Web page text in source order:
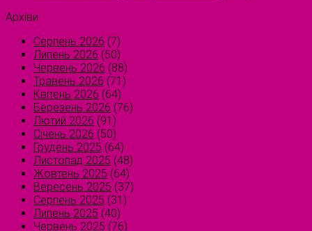
Архіви
Серпень 2026 (7)
Липень 2026 (50)
Червень 2026 (88)
Травень 2026 (71)
Квітень 2026 (64)
Березень 2026 (76)
Лютий 2026 (91)
Січень 2026 (50)
Грудень 2025 (64)
Листопад 2025 (48)
Жовтень 2025 (64)
Вересень 2025 (37)
Серпень 2025 (31)
Липень 2025 (40)
Червень 2025 (76)